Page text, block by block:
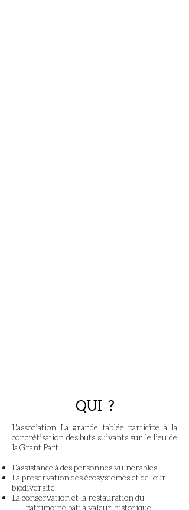
QUI ?
L'association La grande tablée participe à la
concrétisation des buts suivants sur le lieu de
la Grant Part :
L’assistance à des personnes vulnérables
La préservation des écosystèmes et de leur
biodiversité
La conservation et la restauration du
patrimoine bâti à valeur historique